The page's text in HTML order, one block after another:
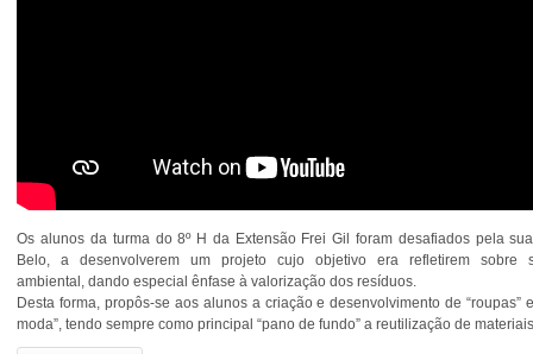
Os alunos da turma do 8º H da Extensão Frei Gil foram desafiados pela
Belo, a desenvolverem um projeto cujo objetivo era refletirem sobre
ambiental, dando especial ênfase à valorização dos resíduos.
Desta forma, propôs-se aos alunos a criação e desenvolvimento de “roupas”
moda”, tendo sempre como principal “pano de fundo” a reutilização de